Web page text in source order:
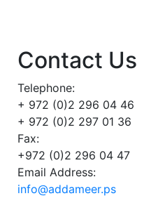
Contact Us
Telephone:
+ 972 (0)2 296 04 46
+ 972 (0)2 297 01 36
Fax:
+972 (0)2 296 04 47
Email Address:
info@addameer.ps